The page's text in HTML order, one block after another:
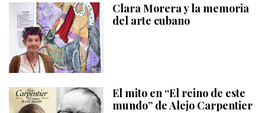
Clara Morera y la memoria
del arte cubano
El mito en “El reino de este
mundo” de Alejo Carpentier